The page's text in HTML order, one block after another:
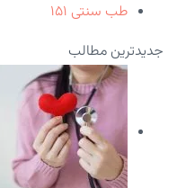
طب سنتی ۱۵۱
جدیدترین مطالب